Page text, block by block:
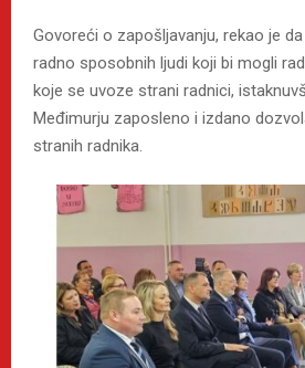
Govoreći o zapošljavanju, rekao je
radno sposobnih ljudi koji bi mogli
koje se uvoze strani radnici,
Međimurju zaposleno i izdano
stranih radnika.